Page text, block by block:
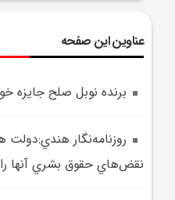
عناوین این صفحه
برنده نوبل صلح جايزه
روزنامه‌نگار هندي:دولت
نقض‌هاي حقوق بشري آنها را